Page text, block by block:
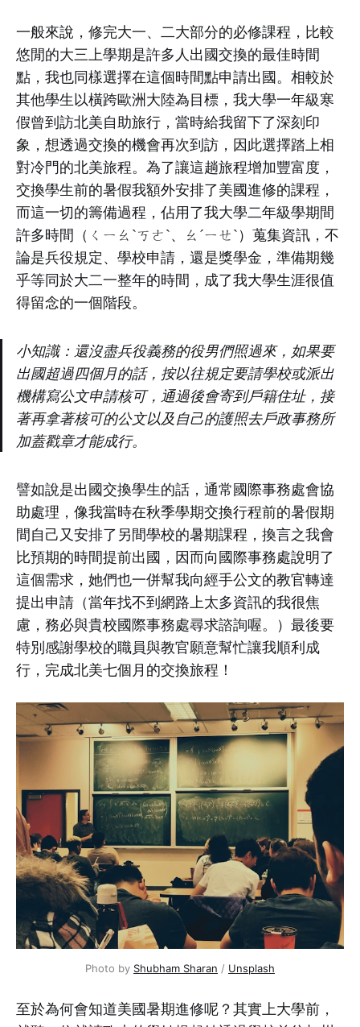
一般來說，修完大一、二大部分的必修課程，比較
悠閒的大三上學期是許多人出國交換的最佳時間
點，我也同樣選擇在這個時間點申請出國。相較於
其他學生以橫跨歐洲大陸為目標，我大學一年級寒
假曾到訪北美自助旅行，當時給我留下了深刻印
象，想透過交換的機會再次到訪，因此選擇踏上相
對冷門的北美旅程。為了讓這趟旅程增加豐富度，
交換學生前的暑假我額外安排了美國進修的課程，
而這一切的籌備過程，佔用了我大學二年級學期間
許多時間（ㄑㄧㄠˋㄎㄜˋ、ㄠˊㄧㄝˋ）蒐集資訊，不
論是兵役規定、學校申請，還是獎學金，準備期幾
乎等同於大二一整年的時間，成了我大學生涯很值
得留念的一個階段。
小知識：還沒盡兵役義務的役男們照過來，如果要
出國超過四個月的話，按以往規定要請學校或派出
機構寫公文申請核可，通過後會寄到戶籍住址，接
著再拿著核可的公文以及自己的護照去戶政事務所
加蓋戳章才能成行。
譬如說是出國交換學生的話，通常國際事務處會協
助處理，像我當時在秋季學期交換行程前的暑假期
間自己又安排了另間學校的暑期課程，換言之我會
比預期的時間提前出國，因而向國際事務處說明了
這個需求，她們也一併幫我向經手公文的教官轉達
提出申請（當年找不到網路上太多資訊的我很焦
慮，務必與貴校國際事務處尋求諮詢喔。）最後要
特別感謝學校的職員與教官願意幫忙讓我順利成
行，完成北美七個月的交換旅程！
Photo by Shubham Sharan / Unsplash
至於為何會知道美國暑期進修呢？其實上大學前，